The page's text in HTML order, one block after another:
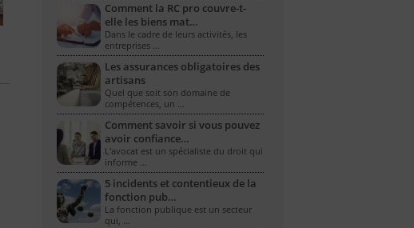
Comment la RC pro couvre-t-
elle les biens mat…
Dans le cadre de leurs activités, les
entreprises …
Les assurances obligatoires des
artisans
Quel que soit son domaine de
compétences, un …
Comment savoir si vous pouvez
avoir confiance…
L'avocat est un spécialiste du droit qui
informe …
5 incidents et contentieux de la
fonction pub…
La fonction publique est un secteur
qui, …